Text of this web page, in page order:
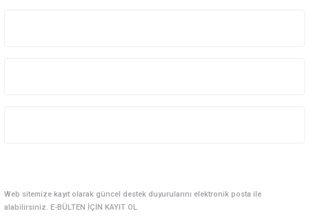
Web sitemize kayıt olarak güncel destek duyurularını elektronik posta ile
alabilirsiniz. E-BÜLTEN İÇİN KAYIT OL